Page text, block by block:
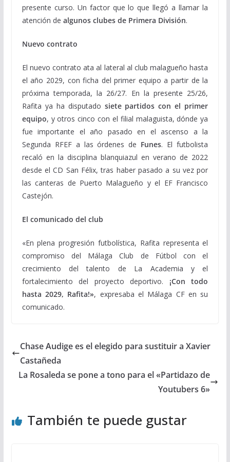
presente curso. Un factor que lo que llegó a llamar la
atención de algunos clubes de Primera División.
Nuevo contrato
El nuevo contrato ata al lateral al club malagueño hasta
el año 2029, con ficha del primer equipo a partir de la
próxima temporada, la 26/27. En la presente 25/26,
Rafita ya ha disputado siete partidos con el primer
equipo, y otros cinco con el filial malaguista, dónde ya
fue importante el año pasado en el ascenso a la
Segunda RFEF a las órdenes de Funes. El futbolista
recaló en la disciplina blanquiazul en verano de 2022
desde el CD San Félix, tras haber pasado a su vez por
las canteras de Puerto Malagueño y el EF Francisco
Castejón.
El comunicado del club
«En plena progresión futbolística, Rafita representa el
compromiso del Málaga Club de Fútbol con el
crecimiento del talento de La Academia y el
fortalecimiento del proyecto deportivo. ¡Con todo
hasta 2029, Rafita!», expresaba el Málaga CF en su
comunicado.
Chase Audige es el elegido para sustituir a Xavier
Castañeda
La Rosaleda se pone a tono para el «Partidazo de
Youtubers 6»
También te puede gustar